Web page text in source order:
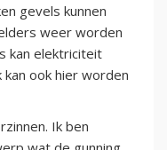
gevels kunnen
weer worden
kan elektriciteit
ook hier worden
Ik ben